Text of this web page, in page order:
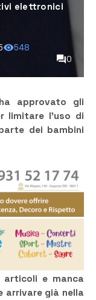
elettronici
548
0
ha approvato gli
limitare l’uso di
dei bambini
articoli e manca
arrivare già nella